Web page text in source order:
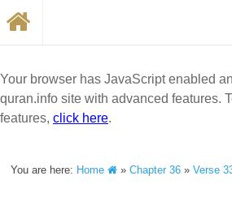
Your browser has JavaScript enabled
quran.info site with advanced features.
features, click here.
You are here: Home »Chapter 36 »Verse